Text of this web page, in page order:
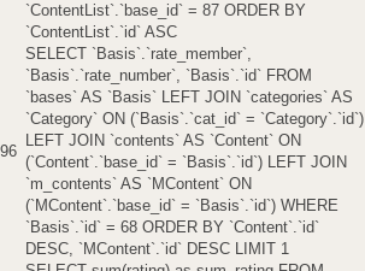
`ContentList`.`base_id` = 87 ORDER BY
`ContentList`.`id` ASC
96
SELECT `Basis`.`rate_member`,
`Basis`.`rate_number`, `Basis`.`id` FROM
`bases` AS `Basis` LEFT JOIN `categories` AS
`Category` ON (`Basis`.`cat_id` = `Category`.`id`)
LEFT JOIN `contents` AS `Content` ON
(`Content`.`base_id` = `Basis`.`id`) LEFT JOIN
`m_contents` AS `MContent` ON
(`MContent`.`base_id` = `Basis`.`id`) WHERE
`Basis`.`id` = 68 ORDER BY `Content`.`id`
DESC, `MContent`.`id` DESC LIMIT 1